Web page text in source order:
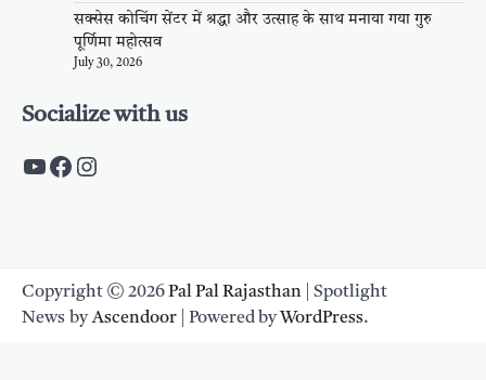
सक्सेस कोचिंग सेंटर में श्रद्धा और उत्साह के साथ मनाया गया गुरु
पूर्णिमा महोत्सव
July 30, 2026
Socialize with us
https://www.youtube.com/c/
https://www.facebook.com/
Instagram
Copyright © 2026Pal Pal Rajasthan | Spotlight
News byAscendoor | Powered byWordPress.